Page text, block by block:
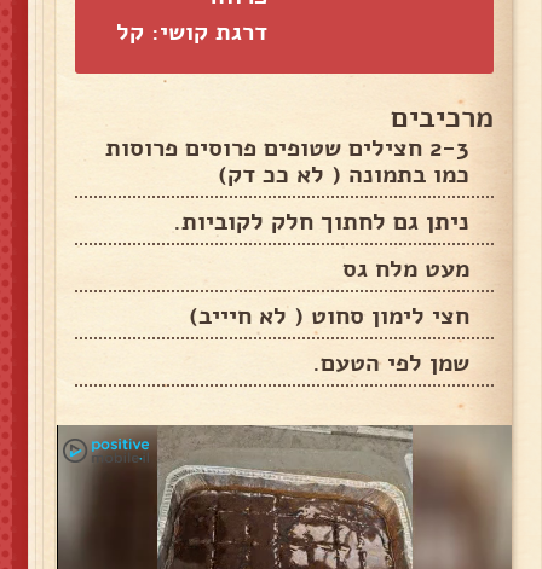
דרגת קושי: קל
מרכיבים
2-3 חצילים שטופים פרוסים פרוסות
כמו בתמונה ( לא ככ דק)
ניתן גם לחתוך חלק לקוביות.
מעט מלח גס
חצי לימון סחוט ( לא חיייב)
שמן לפי הטעם.